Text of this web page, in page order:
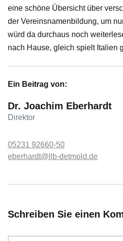
eine schöne Übersicht über
der Vereinsnamenbildung, um
würd da durchaus noch
nach Hause, gleich spielt Italien
Ein Beitrag von:
Dr. Joachim Eberhardt
Direktor
05231 92660-50
eberhardt@llb-detmold.de
Schreiben Sie einen